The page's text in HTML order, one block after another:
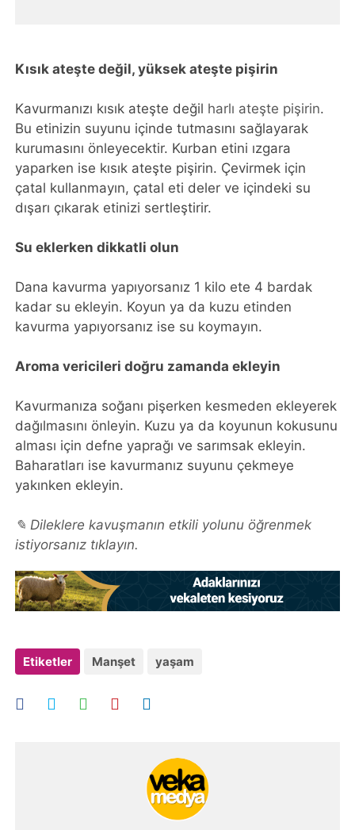
Kısık ateşte değil, yüksek ateşte pişirin
Kavurmanızı kısık ateşte değil harlı ateşte pişirin.
Bu etinizin suyunu içinde tutmasını sağlayarak
kurumasını önleyecektir. Kurban etini ızgara
yaparken ise kısık ateşte pişirin. Çevirmek için
çatal kullanmayın, çatal eti deler ve içindeki su
dışarı çıkarak etinizi sertleştirir.
Su eklerken dikkatli olun
Dana kavurma yapıyorsanız 1 kilo ete 4 bardak
kadar su ekleyin. Koyun ya da kuzu etinden
kavurma yapıyorsanız ise su koymayın.
Aroma vericileri doğru zamanda ekleyin
Kavurmanıza soğanı pişerken kesmeden ekleyerek
dağılmasını önleyin. Kuzu ya da koyunun kokusunu
alması için defne yaprağı ve sarımsak ekleyin.
Baharatları ise kavurmanız suyunu çekmeye
yakınken ekleyin.
✎ Dileklere kavuşmanın etkili yolunu öğrenmek
istiyorsanız tıklayın.
Etiketler Manşet yaşam